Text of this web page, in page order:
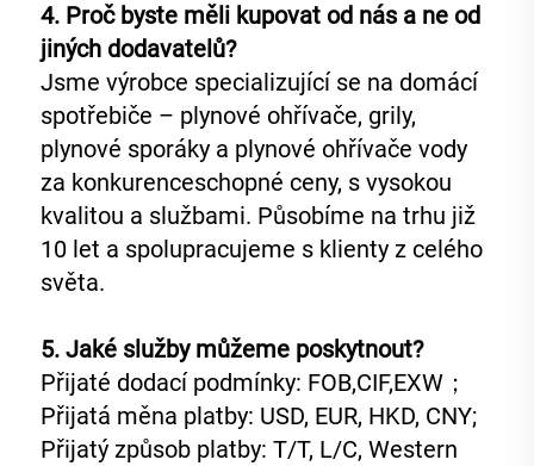
4. Proč byste měli kupovat od nás a ne od
jiných dodavatelů?
Jsme výrobce specializující se na domácí
spotřebiče – plynové ohřívače, grily,
plynové sporáky a plynové ohřívače vody
za konkurenceschopné ceny, s vysokou
kvalitou a službami. Působíme na trhu již
10 let a spolupracujeme s klienty z celého
světa.
5. Jaké služby můžeme poskytnout?
Přijaté dodací podmínky: FOB,CIF,EXW；
Přijatá měna platby: USD, EUR, HKD, CNY;
Přijatý způsob platby: T/T, L/C, Western